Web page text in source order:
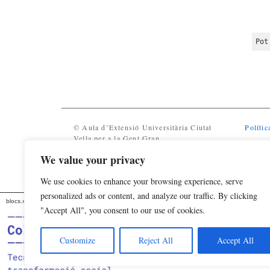
We value your privacy
We use cookies to enhance your browsing experience, serve
personalized ads or content, and analyze our traffic. By clicking
"Accept All", you consent to our use of cookies.
Customize Reject All Accept All
© Aula d’Extensió Universitària Ciutat
Vella per a la Gent Gran
blocs.xarxanet.org és un projecte de: Forma part de: